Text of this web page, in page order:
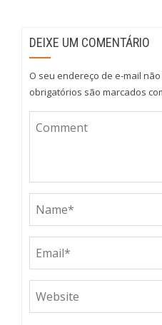
DEIXE UM COMENTÁRIO
O seu endereço de e-mail
obrigatórios são marcados